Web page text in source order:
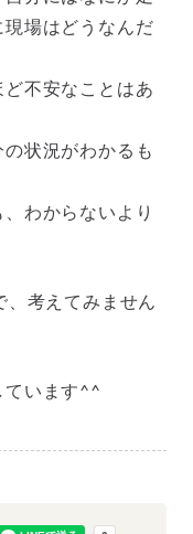
場はどうなんだ
不安なことはあ
状況がわかるも
わからないより
、考えてみません
ています^^